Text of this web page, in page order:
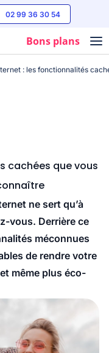
02 99 36 30 54
Bons plans
: les fonctionnalités
cachées que vous
ne sert qu’à
vous. Derrière ce
méconnues
de rendre votre
même plus éco-